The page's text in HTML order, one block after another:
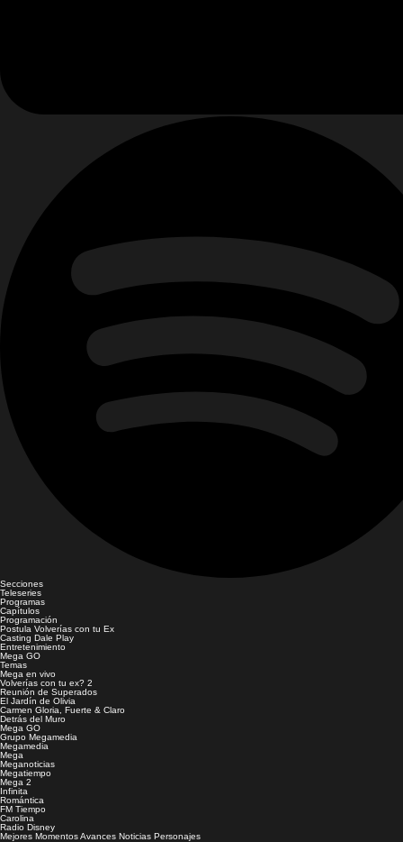
Secciones
Teleseries
Programas
Capítulos
Programación
Postula Volverías con tu Ex
Casting Dale Play
Entretenimiento
Mega GO
Temas
Mega en vivo
Volverías con tu ex? 2
Reunión de Superados
El Jardín de Olivia
Carmen Gloria, Fuerte & Claro
Detrás del Muro
Mega GO
Grupo Megamedia
Megamedia
Mega
Meganoticias
Megatiempo
Mega 2
Infinita
Romántica
FM Tiempo
Carolina
Radio Disney
Mejores MomentosAvances Noticias Personajes